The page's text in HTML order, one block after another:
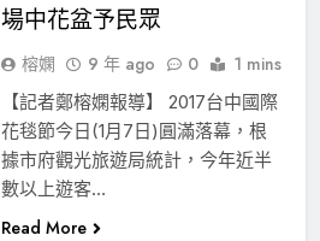
場中花盆予民眾
榕嫻 9 年 ago 0 1 mins
【記者鄭榕嫻報導】 2017台中國際
花毯節今日(1月7日)圓滿落幕，根
據市府觀光旅遊局統計，今年近半
數以上遊客…
Read More